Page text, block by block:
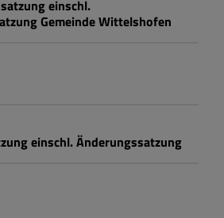
einschl.
Gemeinde Wittelshofen
einschl. Änderungssatzung